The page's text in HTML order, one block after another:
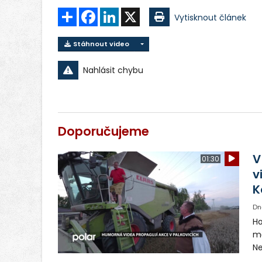
Sdílet FacebookLinkedIn Vytisknout článek
Stáhnout video
Nahlásit chybu
Doporučujeme
01:30